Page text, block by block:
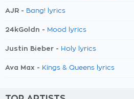
AJR - Bang! lyrics
24kGoldn - Mood lyrics
Justin Bieber - Holy lyrics
Ava Max - Kings & Queens lyrics